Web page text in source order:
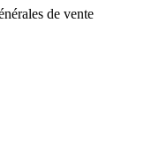
de vente